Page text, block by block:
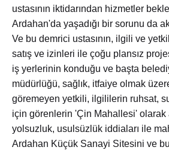
ustasının iktidarından hizmetler
Ardahan'da yaşadığı bir sorunu da
Ve bu demrici ustasının, ilgili ve
satış ve izinleri ile çoğu plansız
iş yerlerinin konduğu ve başta
müdürlüğü, sağlık, itfaiye olmak
göremeyen yetkili, ilgililerin ruhsat,
için görenlerin 'Çin Mahallesi' olarak
yolsuzluk, usulsüzlük iddiaları ile
Ardahan Küçük Sanayi Sitesini ve